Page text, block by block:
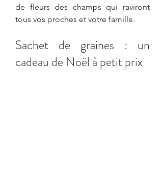
de fleurs des champs qui raviront
tous vos proches et votre famille.
Sachet de graines : un
cadeau de Noël à petit prix